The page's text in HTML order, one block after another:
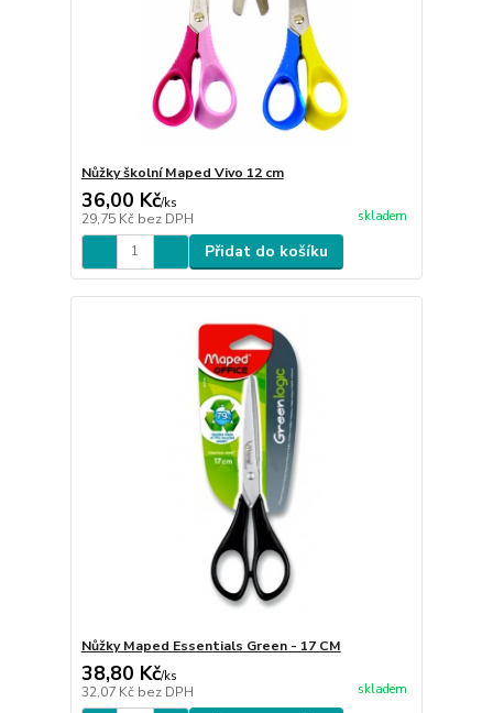
Nůžky školní Maped Vivo 12 cm
36,00 Kč/ks
29,75 Kč bez DPH skladem
Přidat do košíku
Nůžky Maped Essentials Green - 17 CM
38,80 Kč/ks
32,07 Kč bez DPH skladem